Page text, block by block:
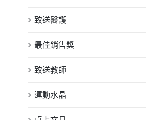
致送醫護
最佳銷售獎
致送教師
運動水晶